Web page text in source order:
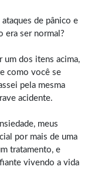
de pânico e
era ser normal?
um dos itens acima,
como você se
pela mesma
acidente.
meus
por mais de uma
tratamento, e
vivendo a vida